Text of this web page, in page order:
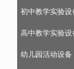
初中教学实验设
高中教学实验设
幼儿园活动设备